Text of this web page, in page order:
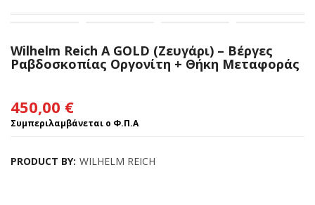
Wilhelm Reich A GOLD (Ζευγάρι) – Βέργες
Ραβδοσκοπίας Οργονίτη + Θήκη Μεταφοράς
450,00 €
Συμπεριλαμβάνεται ο Φ.Π.Α
PRODUCT BY: WILHELM REICH